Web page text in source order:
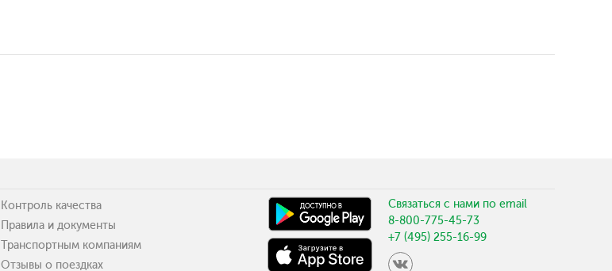
Контроль качества
Правила и документы
Транспортным компаниям
Отзывы о поездках
Связаться с нами по email
8-800-775-45-73
+7 (495) 255-16-99